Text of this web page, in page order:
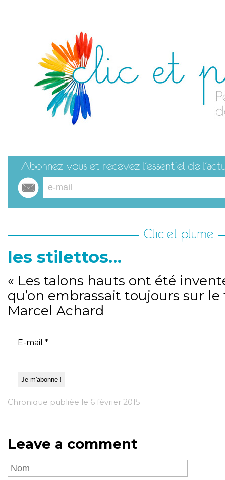
Clic et plume
les stilettos…
« Les talons hauts ont été
qu’on embrassait toujours sur le
Marcel Achard
E-mail *
Chronique publiée le 6 février 2015
Leave a comment